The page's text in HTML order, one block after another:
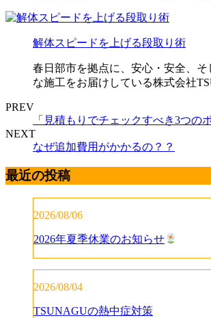
解体スピードを上げる段取り術
春日部市を拠点に、安心・安全、そ
な施工をお届けしている株式会社
PREV
「見積もりでチェックすべき3つの
NEXT
なぜ追加費用がかかるの？？
最近の投稿
2026/08/06
2026年夏季休業のお知らせ
2026/08/04
TSUNAGUの熱中症対策